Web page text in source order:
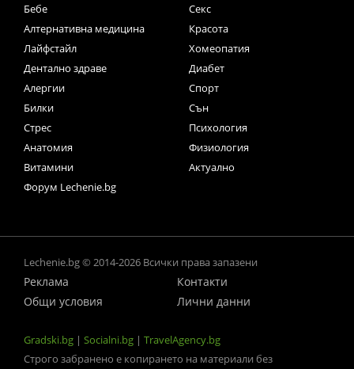
Бебе
Секс
Алтернативна медицина
Красота
Лайфстайл
Хомеопатия
Дентално здраве
Диабет
Алергии
Спорт
Билки
Сън
Стрес
Психология
Анатомия
Физиология
Витамини
Актуално
Форум Lechenie.bg
Lechenie.bg © 2014-2026 Всички права запазени
Реклама
Контакти
Общи условия
Лични данни
Gradski.bg | Socialni.bg | TravelAgency.bg
Строго забранено е копирането на материали без